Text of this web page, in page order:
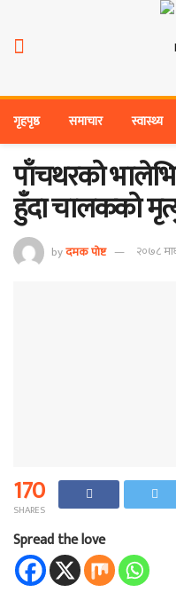
गृहपृष्ठ समाचार स्वास्थ्य
पाँचथरको
हुँदा चालकको
byदमक पोष्ट २०७८
170
SHARES
Spread the love